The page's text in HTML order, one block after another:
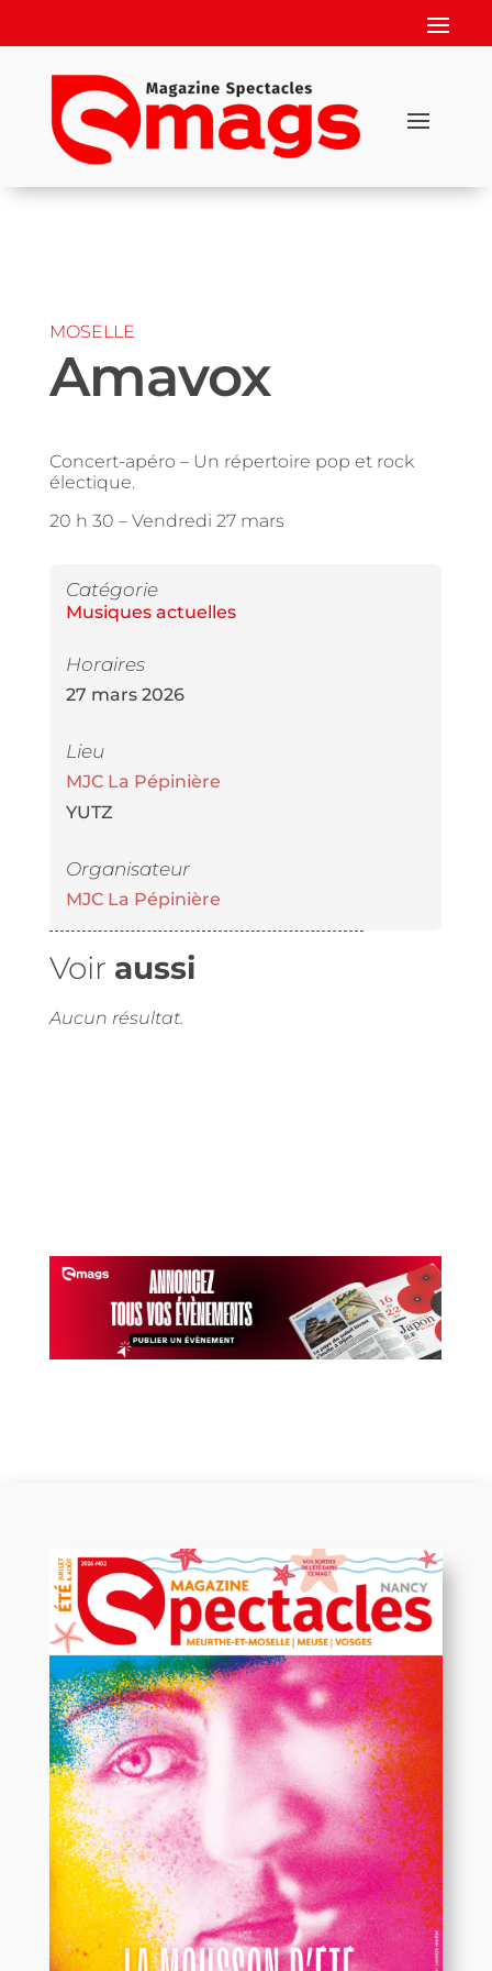
MOSELLE
Amavox
Concert-apéro – Un répertoire pop et rock
électique.
20 h 30 – Vendredi 27 mars
Catégorie
Musiques actuelles
Horaires
27 mars 2026
Lieu
MJC La Pépinière
YUTZ
Organisateur
MJC La Pépinière
Voir aussi
Aucun résultat.